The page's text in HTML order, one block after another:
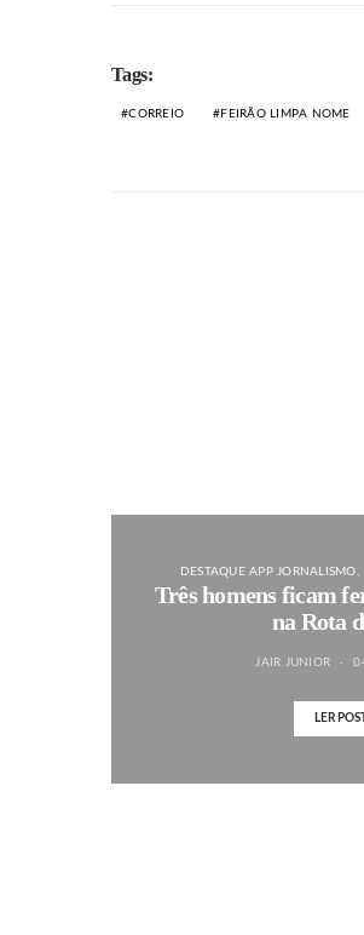
Tags:
CORREIO FEIRÃO LIMPA NOME
DESTAQUE APP JORNALISMO
Três homens ficam
na Rota
JAIR JUNIOR
LER POST